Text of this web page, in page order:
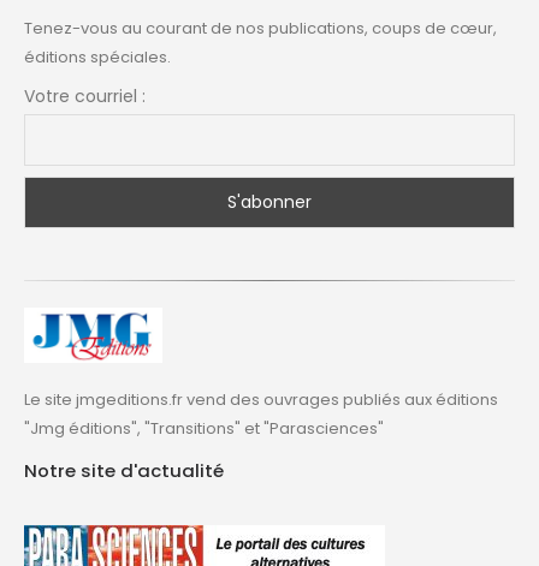
Tenez-vous au courant de nos publications, coups de cœur,
éditions spéciales.
Votre courriel :
Le site jmgeditions.fr vend des ouvrages publiés aux éditions
"Jmg éditions", "Transitions" et "Parasciences"
Notre site d'actualité